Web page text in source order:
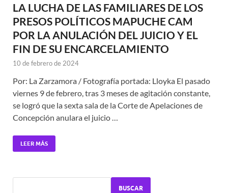
LA LUCHA DE LAS FAMILIARES DE LOS
PRESOS POLÍTICOS MAPUCHE CAM
POR LA ANULACIÓN DEL JUICIO Y EL
FIN DE SU ENCARCELAMIENTO
10 de febrero de 2024
Por: La Zarzamora / Fotografía portada: Lloyka El pasado
viernes 9 de febrero, tras 3 meses de agitación constante,
se logró que la sexta sala de la Corte de Apelaciones de
Concepción anulara el juicio …
LEER MÁS
BUSCAR